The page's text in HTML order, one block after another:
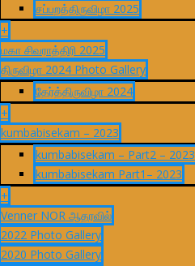
சப்பறத்திருவிழா 2025
+
மகா சிவராத்திரி 2025
திருவிழா 2024 Photo Gallery
தேர்த்திருவிழா 2024
+
kumbabisekam – 2023
kumbabisekam – Part2 – 2023
kumbabisekam Part1– 2023
+
Venner NOR ஆதரவில்
2022 Photo Gallery
2020 Photo Gallery